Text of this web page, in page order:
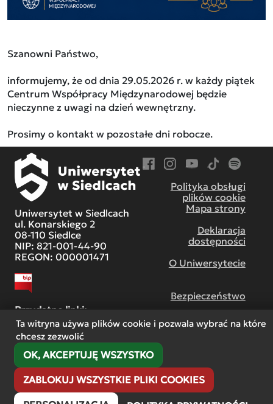
Ta witryna używa plików cookie i pozwala wybrać na które
chcesz zezwolić
OK, AKCEPTUJĘ WSZYSTKO
ZABLOKUJ WSZYSTKIE PLIKI COOKIES
Szanowni Państwo,
informujemy, że od dnia 29.05.2026 r. w każdy piątek
Centrum Współpracy Międzynarodowej będzie
nieczynne z uwagi na dzień wewnętrzny.
Prosimy o kontakt w pozostałe dni robocze.
Uniwersytet w Siedlcach
ul. Konarskiego 2
08-110 Siedlce
NIP: 821-001-44-90
REGON: 000001471
Przydatne linki:
Centrum współpracy
międzynarodowej
Polityka obsługi
plików cookie
Mapa strony
Deklaracja
dostępności
O Uniwersytecie
Bezpieczeństwo